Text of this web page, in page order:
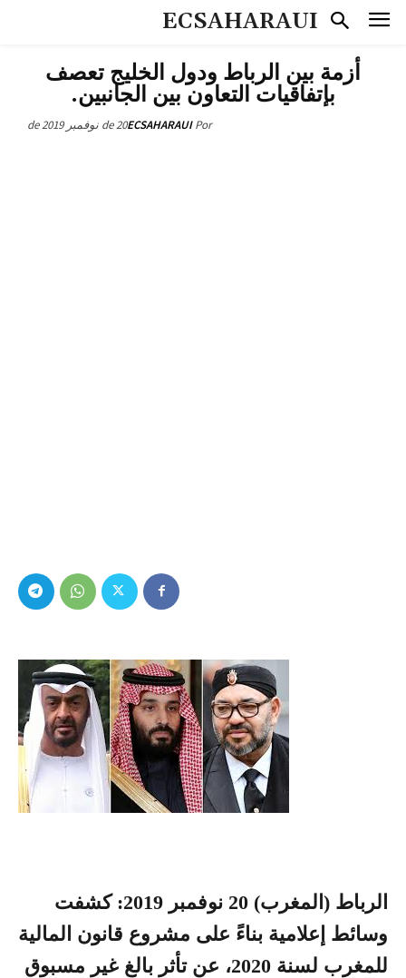
ECSAHARAUI
أزمة بين الرباط ودول الخليج تعصف
بإتفاقيات التعاون بين الجانبين.
Por
ECSAHARAUI20 de نوفمبر de 2019
الرباط (المغرب) 20 نوفمبر 2019: كشفت
وسائط إعلامية بناءً على مشروع قانون المالية
للمغرب لسنة 2020، عن تأثر بالغ غير مسبوق